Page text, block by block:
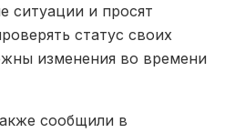
ситуации и просят
статус своих
изменения во времени
сообщили в